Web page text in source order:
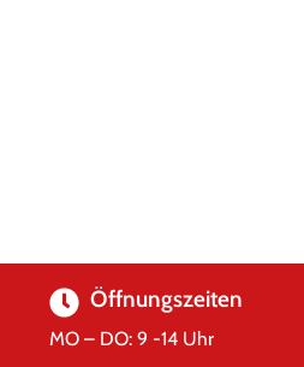
Öffnungszeiten
MO – DO: 9 -14 Uhr